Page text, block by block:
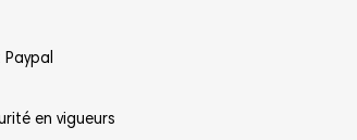
en vigueurs